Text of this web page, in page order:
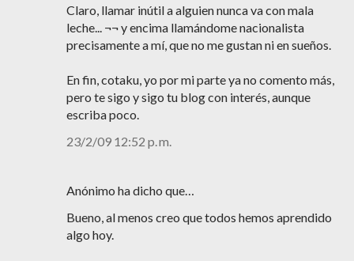
Claro, llamar inútil a alguien nunca va con mala
leche... ¬¬ y encima llamándome nacionalista
precisamente a mí, que no me gustan ni en sueños.
En fin, cotaku, yo por mi parte ya no comento más,
pero te sigo y sigo tu blog con interés, aunque
escriba poco.
23/2/09 12:52 p. m.
Anónimo ha dicho que…
Bueno, al menos creo que todos hemos aprendido
algo hoy.